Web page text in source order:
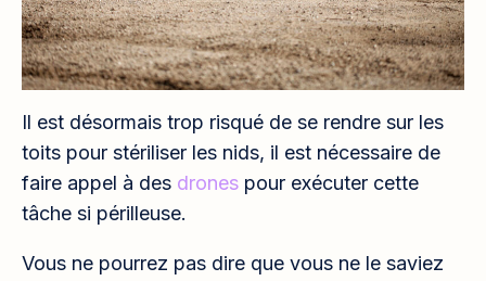
Il est désormais trop risqué de se rendre sur les
toits pour stériliser les nids, il est nécessaire de
faire appel à des drones pour exécuter cette
tâche si périlleuse.
Vous ne pourrez pas dire que vous ne le saviez